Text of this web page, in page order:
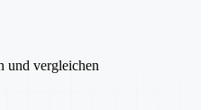
und vergleichen